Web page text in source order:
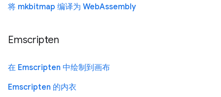
将 mkbitmap 编译为 WebAssembly
Emscripten
在 Emscripten 中绘制到画布
Emscripten 的内衣